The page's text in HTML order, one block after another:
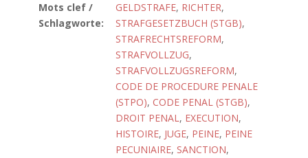
Mots clef /
Schlagworte:
GELDSTRAFE, RICHTER,
STRAFGESETZBUCH (STGB),
STRAFRECHTSREFORM,
STRAFVOLLZUG,
STRAFVOLLZUGSREFORM,
CODE DE PROCEDURE PENALE
(STPO), CODE PENAL (STGB),
DROIT PENAL, EXECUTION,
HISTOIRE, JUGE, PEINE, PEINE
PECUNIAIRE, SANCTION,